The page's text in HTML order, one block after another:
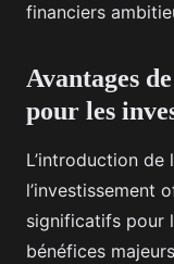
financiers
Avantages
pour les
L’introduction de
l’investissement
significatifs pour
bénéfices